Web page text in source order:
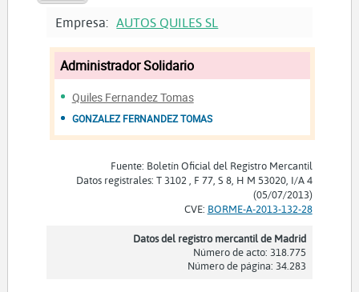
Empresa: AUTOS QUILES SL
Administrador Solidario
Quiles Fernandez Tomas
GONZALEZ FERNANDEZ TOMAS
Fuente: Boletín Oficial del Registro Mercantil
Datos registrales: T 3102 , F 77, S 8, H M 53020, I/A 4
(05/07/2013)
CVE: BORME-A-2013-132-28
Datos del registro mercantil de Madrid
Número de acto: 318.775
Número de página: 34.283